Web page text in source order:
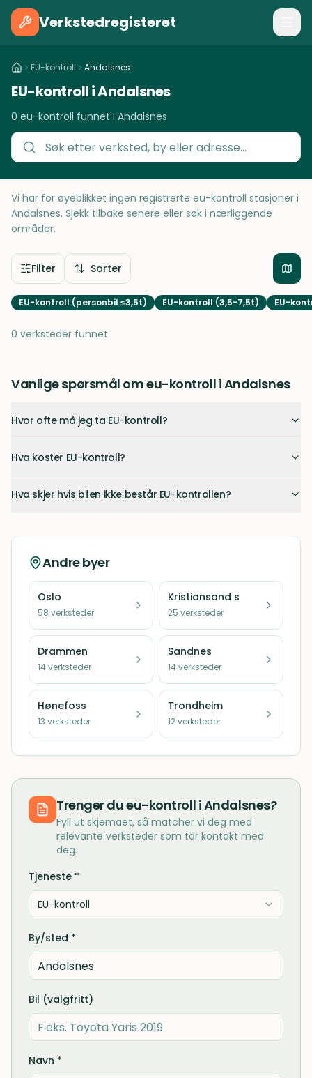
Verkstedregisteret
EU-kontroll Andalsnes
EU-kontroll i Andalsnes
0 eu-kontroll funnet i Andalsnes
Vi har for øyeblikket ingen registrerte eu-kontroll stasjoner i
Andalsnes. Sjekk tilbake senere eller søk i nærliggende
områder.
Filter Sorter
EU-kontroll (personbil ≤3,5t) EU-kontroll (3,5-7,5t) EU-
0 verksteder funnet
Vanlige spørsmål om eu-kontroll i Andalsnes
Hvor ofte må jeg ta EU-kontroll?
Hva koster EU-kontroll?
Hva skjer hvis bilen ikke består EU-kontrollen?
Andre byer
Oslo
58 verksteder
Kristiansand s
25 verksteder
Drammen
14verksteder
Sandnes
14verksteder
Hønefoss
13 verksteder
Trondheim
12verksteder
Trenger dueu-kontroll iAndalsnes?
Fyll ut skjemaet, så matcher vi deg med
relevante verksteder som tar kontakt med
deg.
Tjeneste *
EU-kontroll
By/sted *
Bil (valgfritt)
Navn *